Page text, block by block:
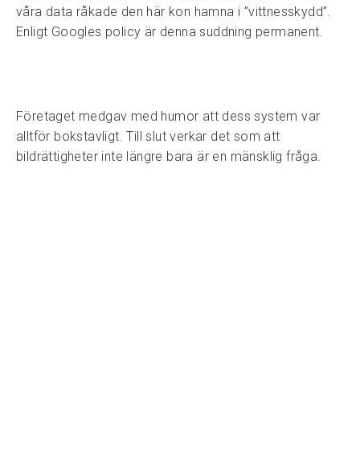
våra data råkade den här kon hamna i ”vittnesskydd”.
Enligt Googles policy är denna suddning permanent.
Företaget medgav med humor att dess system var
alltför bokstavligt. Till slut verkar det som att
bildrättigheter inte längre bara är en mänsklig fråga.